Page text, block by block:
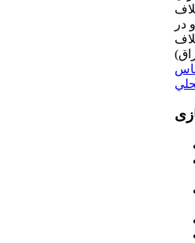
در
اختلاف